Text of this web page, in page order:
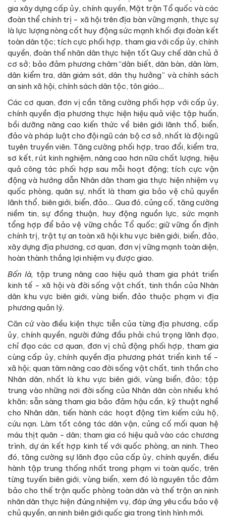
gia xây dựng cấp ủy, chính quyền, Mặt trận Tổ quốc và các
đoàn thể chính trị - xã hội trên địa bàn vững mạnh, thực sự
là lực lượng nòng cốt huy động sức mạnh khối đại đoàn kết
toàn dân tộc; tích cực phối hợp, tham gia với cấp ủy, chính
quyền, đoàn thể nhân dân thực hiện tốt Quy chế dân chủ ở
cơ sở; bảo đảm phương châm “dân biết, dân bàn, dân làm,
dân kiểm tra, dân giám sát, dân thụ hưởng” và chính sách
an sinh xã hội, chính sách dân tộc, tôn giáo…
Các cơ quan, đơn vị cần tăng cường phối hợp với cấp ủy,
chính quyền địa phương thực hiện hiệu quả việc tập huấn,
bồi dưỡng nâng cao kiến thức về biên giới lãnh thổ, biển,
đảo và pháp luật cho đội ngũ cán bộ cơ sở, nhất là đội ngũ
tuyên truyền viên. Tăng cường phối hợp, trao đổi, kiểm tra,
sơ kết, rút kinh nghiệm, nâng cao hơn nữa chất lượng, hiệu
quả công tác phối hợp sau mỗi hoạt động; tích cực vận
động và hướng dẫn Nhân dân tham gia thực hiện nhiệm vụ
quốc phòng, quân sự, nhất là tham gia bảo vệ chủ quyền
lãnh thổ, biên giới, biển, đảo… Qua đó, củng cố, tăng cường
niềm tin, sự đồng thuận, huy động nguồn lực, sức mạnh
tổng hợp để bảo vệ vững chắc Tổ quốc; giữ vững ổn định
chính trị, trật tự an toàn xã hội khu vực biên giới, biển, đảo,
xây dựng địa phương, cơ quan, đơn vị vững mạnh toàn diện,
hoàn thành thắng lợi nhiệm vụ được giao.
Bốn là, tập trung nâng cao hiệu quả tham gia phát triển
kinh tế - xã hội và đời sống vật chất, tinh thần của Nhân
dân khu vực biên giới, vùng biển, đảo thuộc phạm vi địa
phương quản lý.
Căn cứ vào điều kiện thực tiễn của từng địa phương, cấp
ủy, chính quyền, người đứng đầu phải chú trọng lãnh đạo,
chỉ đạo các cơ quan, đơn vị chủ động phối hợp, tham gia
cùng cấp ủy, chính quyền địa phương phát triển kinh tế -
xã hội; quan tâm nâng cao đời sống vật chất, tinh thần cho
Nhân dân, nhất là khu vực biên giới, vùng biển, đảo; tập
trung vào những nơi đời sống của Nhân dân còn nhiều khó
khăn; sẵn sàng tham gia bảo đảm hậu cần, kỹ thuật nghề
cho Nhân dân, tiến hành các hoạt động tìm kiếm cứu hộ,
cứu nạn. Làm tốt công tác dân vận, củng cố mối quan hệ
máu thịt quân - dân; tham gia có hiệu quả vào các chương
trình, dự án kết hợp kinh tế với quốc phòng, an ninh. Theo
đó, tăng cường sự lãnh đạo của cấp ủy, chính quyền, điều
hành tập trung thống nhất trong phạm vi toàn quốc, trên
từng tuyến biên giới, vùng biển, xem đó là nguyên tắc đảm
bảo cho thế trận quốc phòng toàn dân và thế trận an ninh
nhân dân thực hiện đúng nhiệm vụ, đáp ứng yêu cầu bảo vệ
chủ quyền, an ninh biên giới quốc gia trong tình hình mới.